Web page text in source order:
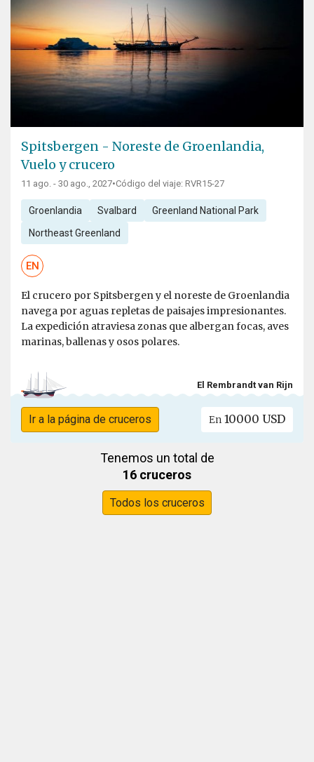
Spitsbergen - Noreste de Groenlandia,
Vuelo y crucero
11 ago. - 30 ago., 2027•Código del viaje: RVR15-27
Groenlandia Svalbard Greenland National Park
Northeast Greenland
EN
El crucero por Spitsbergen y el noreste de Groenlandia
navega por aguas repletas de paisajes impresionantes.
La expedición atraviesa zonas que albergan focas, aves
marinas, ballenas y osos polares.
El Rembrandt van Rijn
Ir a la página de cruceros En 10000 USD
Tenemos un total de
16 cruceros
Todos los cruceros